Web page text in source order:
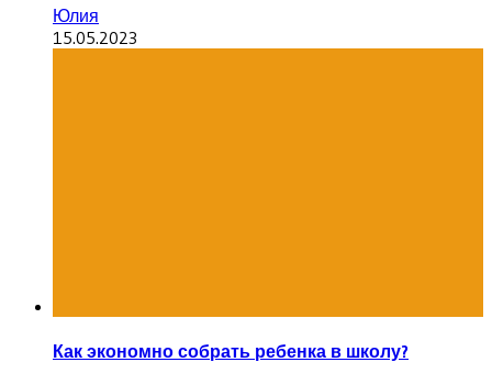
Юлия
15.05.2023
Как экономно собрать ребенка в школу?